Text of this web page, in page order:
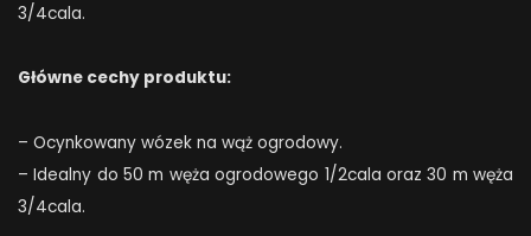
3/4cala.
Główne cechy produktu:
– Ocynkowany wózek na wąż ogrodowy.
– Idealny do 50 m węża ogrodowego 1/2cala oraz 30 m węża
3/4cala.